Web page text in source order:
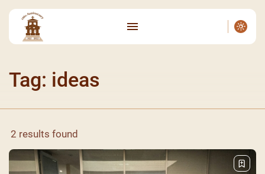
Tag: ideas
2 results found